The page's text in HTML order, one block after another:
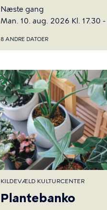
Næste gang
Man. 10. aug. 2026 Kl. 17.30
8 ANDRE DATOER
KILDEVÆLD KULTURCENTER
Plantebanko